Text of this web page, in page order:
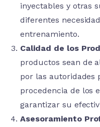
inyectables y otras
diferentes
entrenamiento.
Calidad de los
productos sean de
por las autoridades
procedencia de los
garantizar su
Asesoramiento